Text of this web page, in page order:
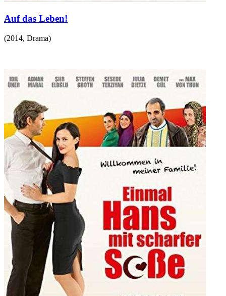
Auf das Leben!
(2014, Drama)